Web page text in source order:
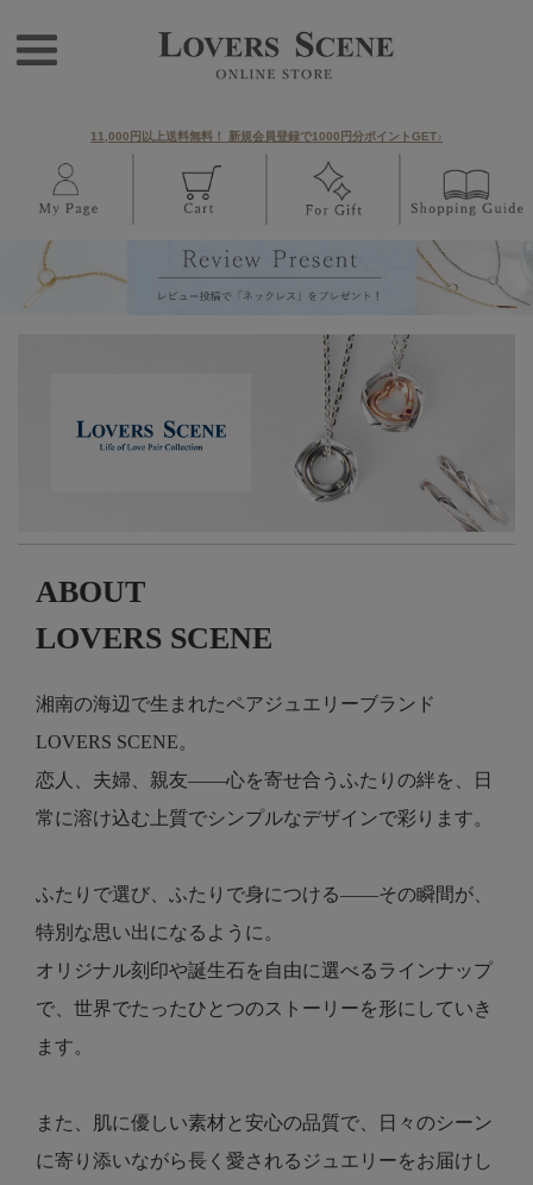
11,000円以上送料無料！ 新規会員登録で1000円分ポイントGET♪
ABOUT
LOVERS SCENE
湘南の海辺で生まれたペアジュエリーブランド
LOVERS SCENE。
恋人、夫婦、親友――心を寄せ合うふたりの絆を、日
常に溶け込む上質でシンプルなデザインで彩ります。
ふたりで選び、ふたりで身につける――その瞬間が、
特別な思い出になるように。
オリジナル刻印や誕生石を自由に選べるラインナップ
で、世界でたったひとつのストーリーを形にしていき
ます。
また、肌に優しい素材と安心の品質で、日々のシーン
に寄り添いながら長く愛されるジュエリーをお届けし